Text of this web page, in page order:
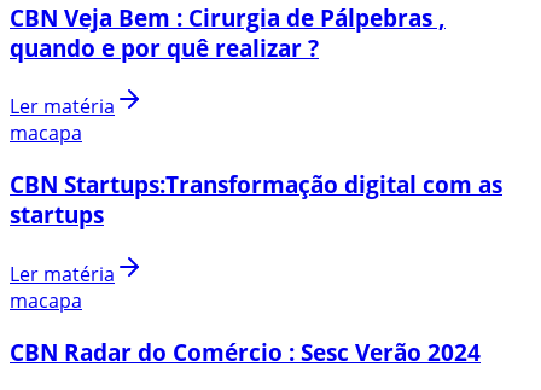
CBN Veja Bem : Cirurgia de Pálpebras ,
quando e por quê realizar ?
Ler matéria
macapa
CBN Startups:Transformação digital com as
startups
Ler matéria
macapa
CBN Radar do Comércio : Sesc Verão 2024